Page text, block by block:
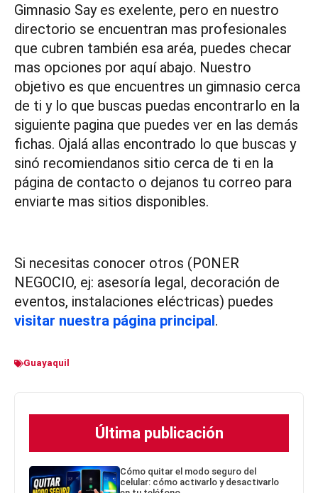
Gimnasio Say es exelente, pero en nuestro
directorio se encuentran mas profesionales
que cubren también esa aréa, puedes checar
mas opciones por aquí abajo. Nuestro
objetivo es que encuentres un gimnasio cerca
de ti y lo que buscas puedas encontrarlo en la
siguiente pagina que puedes ver en las demás
fichas. Ojalá allas encontrado lo que buscas y
sinó recomiendanos sitio cerca de ti en la
página de contacto o dejanos tu correo para
enviarte mas sitios disponibles.
Si necesitas conocer otros (PONER
NEGOCIO, ej: asesoría legal, decoración de
eventos, instalaciones eléctricas) puedes
visitar nuestra página principal.
Guayaquil
Última publicación
Cómo quitar el modo seguro del
celular: cómo activarlo y desactivarlo